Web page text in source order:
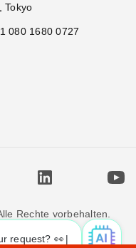
request? 👀
Tokyo
080 1680 0727
Rechte vorbehalten.